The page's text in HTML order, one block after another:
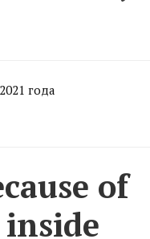
года
of